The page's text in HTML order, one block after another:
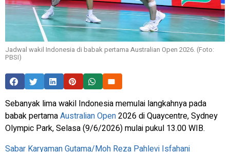
Jadwal wakil Indonesia di babak pertama Australian Open 2026. (Foto:
PBSI)
Sebanyak lima wakil Indonesia memulai langkahnya pada
babak pertamaAustralian Open2026 di Quaycentre, Sydney
Olympic Park, Selasa (9/6/2026) mulai pukul 13.00 WIB.
Sabar Karyaman Gutama/Moh Reza Pahlevi Isfahani